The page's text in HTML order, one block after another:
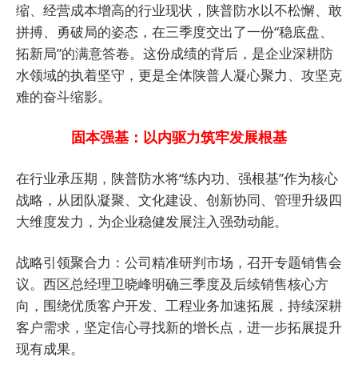
缩、经营成本增高的行业现状，陕普防水以不松懈、敢
拼搏、勇破局的姿态，在三季度交出了一份“稳底盘、
拓新局”的满意答卷。这份成绩的背后，是企业深耕防
水领域的执着坚守，更是全体陕普人凝心聚力、攻坚克
难的奋斗缩影。
固本强基：以内驱力筑牢发展根基
在行业承压期，陕普防水将“练内功、强根基”作为核心
战略，从团队凝聚、文化建设、创新协同、管理升级四
大维度发力，为企业稳健发展注入强劲动能。
战略引领聚合力：公司精准研判市场，召开专题销售会
议。西区总经理卫晓峰明确三季度及后续销售核心方
向，围绕优质客户开发、工程业务加速拓展，持续深耕
客户需求，坚定信心寻找新的增长点，进一步拓展提升
现有成果。